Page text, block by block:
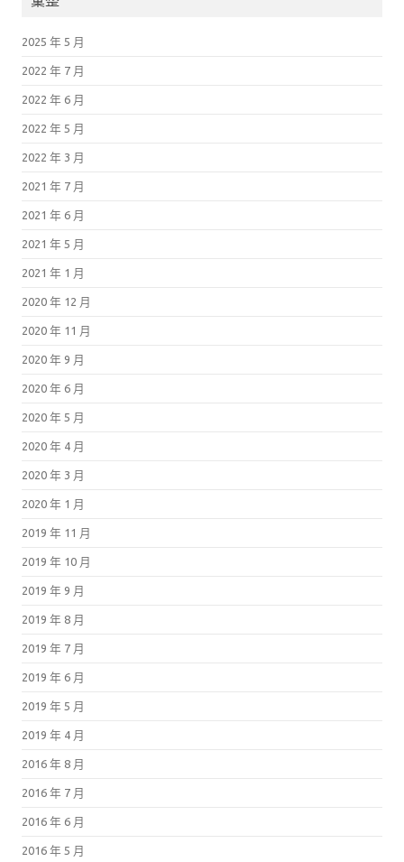
2025 年 5 月
2022 年 7 月
2022 年 6 月
2022 年 5 月
2022 年 3 月
2021 年 7 月
2021 年 6 月
2021 年 5 月
2021 年 1 月
2020 年 12 月
2020 年 11 月
2020 年 9 月
2020 年 6 月
2020 年 5 月
2020 年 4 月
2020 年 3 月
2020 年 1 月
2019 年 11 月
2019 年 10 月
2019 年 9 月
2019 年 8 月
2019 年 7 月
2019 年 6 月
2019 年 5 月
2019 年 4 月
2016 年 8 月
2016 年 7 月
2016 年 6 月
2016 年 5 月